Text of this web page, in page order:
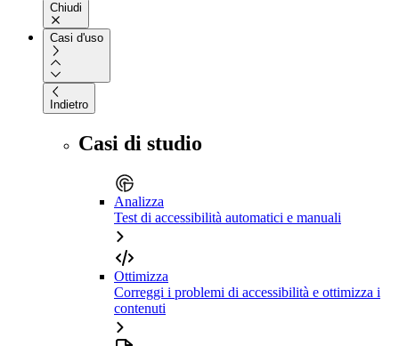
Chiudi
Casi d'uso
Indietro
Casi di studio
Analizza
Test di accessibilità automatici e manuali
Ottimizza
Correggi i problemi di accessibilità e ottimizza i
contenuti